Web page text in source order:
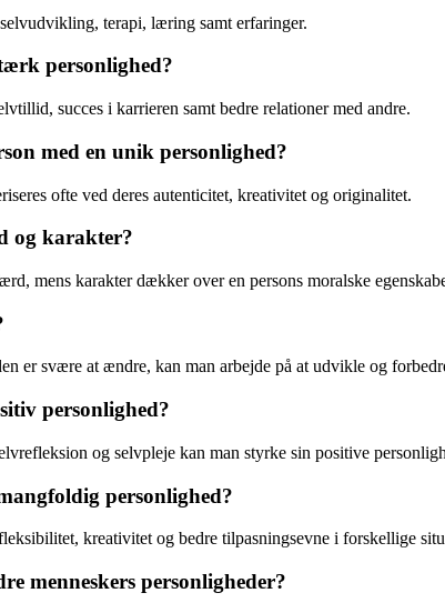
terapi, læring samt erfaringer.
personlighed?
succes i karrieren samt bedre relationer med andre.
med en unik personlighed?
ofte ved deres autenticitet, kreativitet og originalitet.
og karakter?
mens karakter dækker over en persons moralske
er svære at ændre, kan man arbejde på at udvikle og
personlighed?
og selvpleje kan man styrke sin positive
personlighed?
kreativitet og bedre tilpasningsevne i forskellige
menneskers personligheder?